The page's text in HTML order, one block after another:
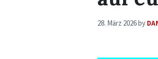
28. März 2026by